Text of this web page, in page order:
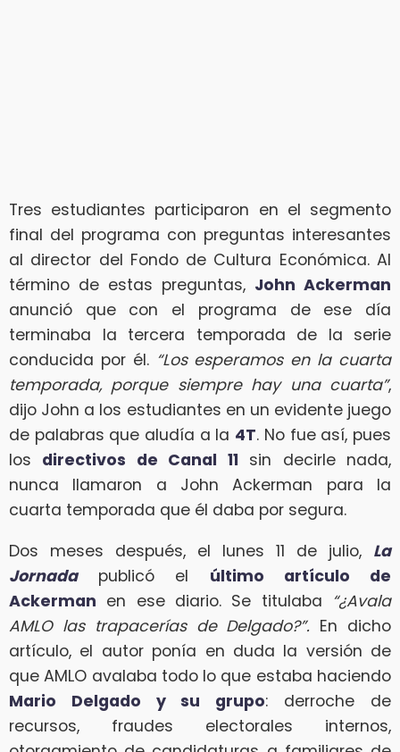
Tres estudiantes participaron en el segmento
final del programa con preguntas interesantes
al director del Fondo de Cultura Económica. Al
término de estas preguntas, John Ackerman
anunció que con el programa de ese día
terminaba la tercera temporada de la serie
conducida por él. “Los esperamos en la cuarta
temporada, porque siempre hay una cuarta”,
dijo John a los estudiantes en un evidente juego
de palabras que aludía a la 4T. No fue así, pues
los directivos de Canal 11 sin decirle nada,
nunca llamaron a John Ackerman para la
cuarta temporada que él daba por segura.
Dos meses después, el lunes 11 de julio, La
Jornadapublicó el último artículo de
Ackerman en ese diario. Se titulaba “¿Avala
AMLO las trapacerías de Delgado?”. En dicho
artículo, el autor ponía en duda la versión de
que AMLO avalaba todo lo que estaba haciendo
Mario Delgado y su grupo: derroche de
recursos, fraudes electorales internos,